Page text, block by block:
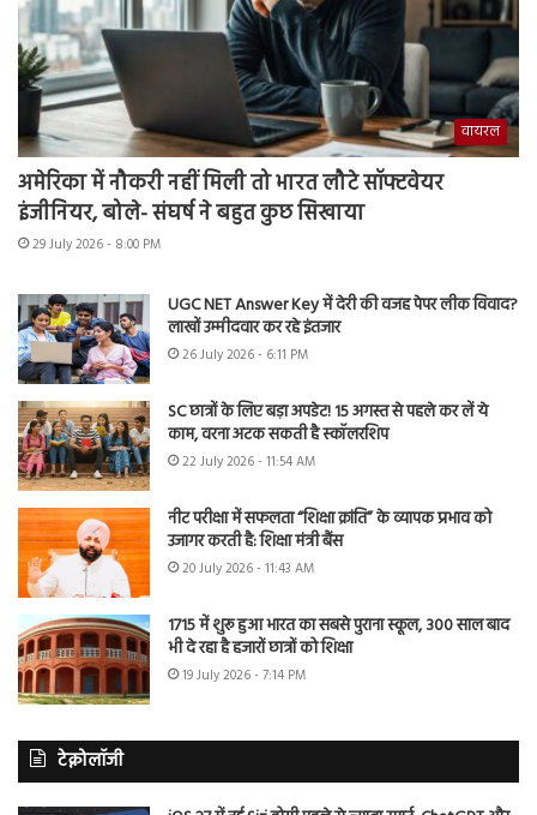
वायरल
अमेरिका में नौकरी नहीं मिली तो भारत लौटे सॉफ्टवेयर
इंजीनियर, बोले- संघर्ष ने बहुत कुछ सिखाया
29 July 2026 - 8:00 PM
UGC NET Answer Key में देरी की वजह पेपर लीक विवाद?
लाखों उम्मीदवार कर रहे इंतजार
26 July 2026 - 6:11 PM
SC छात्रों के लिए बड़ा अपडेट! 15 अगस्त से पहले कर लें ये
काम, वरना अटक सकती है स्कॉलरशिप
22 July 2026 - 11:54 AM
नीट परीक्षा में सफलता “शिक्षा क्रांति” के व्यापक प्रभाव को
उजागर करती है: शिक्षा मंत्री बैंस
20 July 2026 - 11:43 AM
1715 में शुरू हुआ भारत का सबसे पुराना स्कूल, 300 साल बाद
भी दे रहा है हजारों छात्रों को शिक्षा
19 July 2026 - 7:14 PM
टेक्नोलॉजी